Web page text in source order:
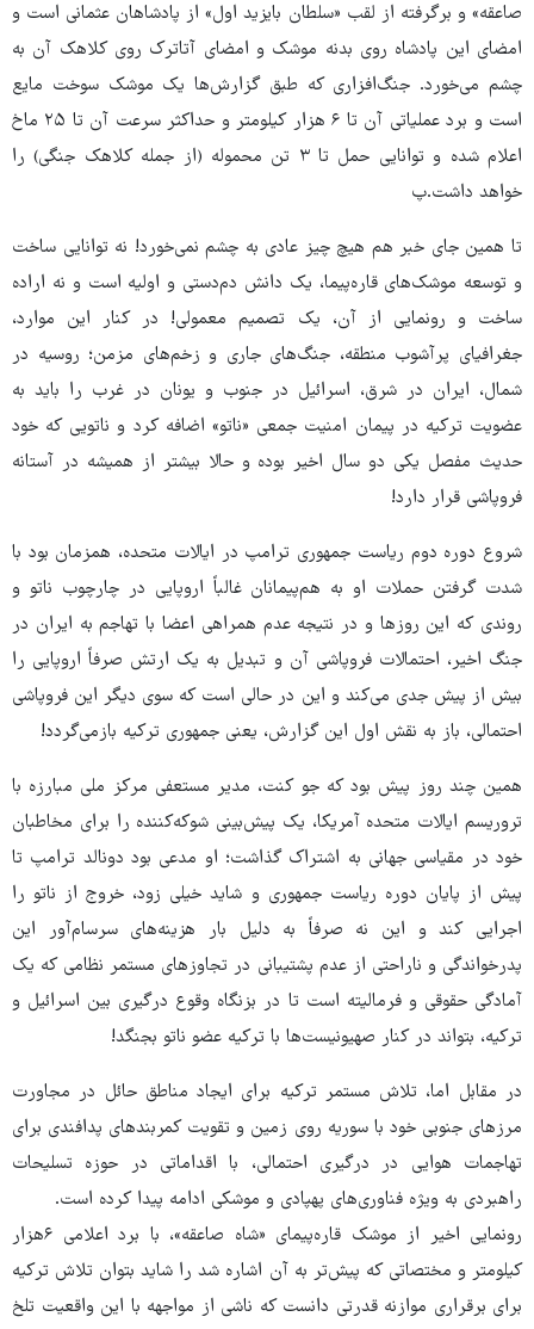
صاعقه» و برگرفته از لقب «سلطان بایزید اول» از پادشاهان عثمانی است و
امضای این پادشاه روی بدنه موشک و امضای آتاترک روی کلاهک آن به
چشم می‌خورد. جنگ‌افزاری که طبق گزارش‌ها یک موشک سوخت مایع
است و برد عملیاتی آن تا ۶ هزار کیلومتر و حداکثر سرعت آن تا ۲۵ ماخ
اعلام شده‌ و توانایی حمل تا ۳ تن محموله (از جمله کلاهک جنگی) را
خواهد داشت.پ
تا همین جای خبر هم هیچ چیز عادی به چشم نمی‌خورد! نه توانایی ساخت
و توسعه موشک‌های قاره‌پیما، یک دانش دم‌دستی و اولیه است و نه اراده
ساخت و رونمایی از آن، یک تصمیم معمولی! در کنار این موارد،
جغرافیای پرآشوب منطقه، جنگ‌های جاری و زخم‌های مزمن؛ روسیه در
شمال، ایران در شرق، اسرائیل در جنوب و یونان در غرب را باید به
عضویت ترکیه در پیمان امنیت جمعی «ناتو» اضافه کرد و ناتویی که خود
حدیث مفصل یکی دو سال اخیر بوده و حالا بیشتر از همیشه در آستانه
فروپاشی قرار دارد!
شروع دوره دوم ریاست جمهوری ترامپ در ایالات متحده، همزمان بود با
شدت گرفتن حملات او به هم‌پیمانان غالباً اروپایی در چارچوب ناتو و
روندی که این روزها و در نتیجه عدم همراهی اعضا با تهاجم به ایران در
جنگ اخیر، احتمالات فروپاشی آن و تبدیل به یک ارتش صرفاً اروپایی را
بیش از پیش جدی می‌کند و این در حالی است که سوی دیگر این فروپاشی
احتمالی، باز به نقش اول این گزارش، یعنی جمهوری ترکیه بازمی‌گردد!
همین چند روز پیش بود که جو کنت، مدیر مستعفی مرکز ملی مبارزه با
تروریسم ایالات متحده آمریکا، یک پیش‌بینی شوکه‌کننده را برای مخاطبان
خود در مقیاسی جهانی به اشتراک گذاشت؛ او مدعی بود دونالد ترامپ تا
پیش از پایان دوره ریاست جمهوری و شاید خیلی زود، خروج از ناتو را
اجرایی کند و این نه صرفاً به دلیل بار هزینه‌های سرسام‌آور این
پدرخواندگی و ناراحتی از عدم پشتیبانی در تجاوزهای مستمر نظامی که یک
آمادگی حقوقی و فرمالیته است تا در بزنگاه وقوع درگیری بین اسرائیل و
ترکیه، بتواند در کنار صهیونیست‌ها با ترکیه عضو ناتو بجنگد!
در مقابل اما، تلاش مستمر ترکیه برای ایجاد مناطق حائل در مجاورت
مرزهای جنوبی خود با سوریه روی زمین و تقویت کمربندهای پدافندی برای
تهاجمات هوایی در درگیری احتمالی، با اقداماتی در حوزه تسلیحات
راهبردی به ویژه فناوری‌های پهپادی و موشکی ادامه پیدا کرده است.
رونمایی اخیر از موشک قاره‌پیمای «شاه صاعقه»، با برد اعلامی ۶هزار
کیلومتر و مختصاتی که پیش‌تر به آن اشاره شد را شاید بتوان تلاش ترکیه
برای برقراری موازنه قدرتی دانست که ناشی از مواجهه با این واقعیت تلخ